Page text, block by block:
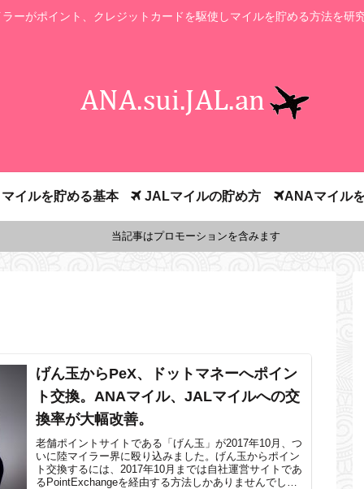
ラーがポイント、クレジットカードを駆使しマイルを貯める方法を研
イルを貯める基本 JALマイルの貯め方 ANAマイル
当記事はプロモーションを含みます
げん玉からPeX、ドットマネーへポイン
ト交換。ANAマイル、JALマイルへの交
換率が大幅改善。
老舗ポイントサイトである「げん玉」が2017年10月、つ
いに陸マイラー界に殴り込みました。げん玉からポイン
ト交換するには、2017年10月までは自社運営サイトであ
るPointExchangeを経由する方法しかありませんでし